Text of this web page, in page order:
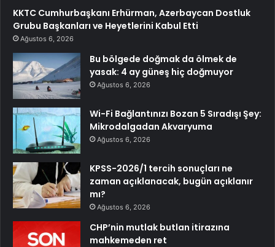
KKTC Cumhurbaşkanı Erhürman, Azerbaycan Dostluk
Grubu Başkanları ve Heyetlerini Kabul Etti
Ağustos 6, 2026
Bu bölgede doğmak da ölmek de
yasak: 4 ay güneş hiç doğmuyor
Ağustos 6, 2026
Wi-Fi Bağlantınızı Bozan 5 Sıradışı Şey:
Mikrodalgadan Akvaryuma
Ağustos 6, 2026
KPSS-2026/1 tercih sonuçları ne
zaman açıklanacak, bugün açıklanır
mı?
Ağustos 6, 2026
CHP’nin mutlak butlan itirazına
mahkemeden ret